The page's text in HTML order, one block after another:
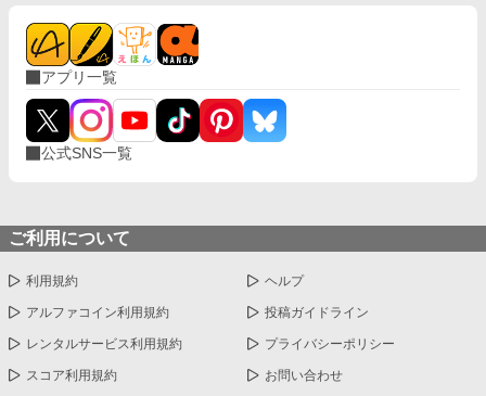
アプリ一覧
公式SNS一覧
ご利用について
利用規約 ヘルプ
アルファコイン利用規約 投稿ガイドライン
レンタルサービス利用規約 プライバシーポリシー
スコア利用規約 お問い合わせ